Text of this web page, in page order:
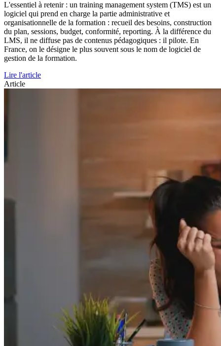
L'essentiel à retenir : un training management system (TMS) est un
logiciel qui prend en charge la partie administrative et
organisationnelle de la formation : recueil des besoins, construction
du plan, sessions, budget, conformité, reporting. À la différence du
LMS, il ne diffuse pas de contenus pédagogiques : il pilote. En
France, on le désigne le plus souvent sous le nom de logiciel de
gestion de la formation.
Lire l'article
Article